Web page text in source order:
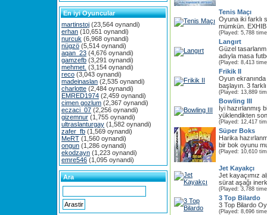
En iyi Oyuncular
martinstoj (23,564 oynandi)
erhan (10,651 oynandi)
nurcuk (6,968 oynandi)
nügzö (5,514 oynandi)
aqan_23 (4,676 oynandi)
gamzefb (3,291 oynandi)
mehmet. (3,154 oynandi)
reco (3,043 oynandi)
madeinaslan (2,535 oynandi)
charlotte (2,484 oynandi)
EMRED1974 (2,459 oynandi)
cimen gozlum (2,367 oynandi)
eczaci_07 (2,256 oynandi)
gizemnur (1,755 oynandi)
ultraslanturgay (1,582 oynandi)
zafer_fb (1,569 oynandi)
MeRT (1,560 oynandi)
ongun (1,286 oynandi)
ekodzayn (1,223 oynandi)
emre546 (1,095 oynandi)
Ara
Tenis Maçı
Oyuna iki farklı
mümkün.
(Played: 5,788
Langırt
Güzel
adıyla masa
(Played: 8,413
Frikik II
Oyun
başlayın. 3
(Played: 13,889
Bowling III
İyi hazırlanmış
yüklendikten
(Played: 12,417
Süper Boks
Harika
bir bok oyunu
(Played: 10,610
Jet Kayakçı
Jet kayaçımız
sürat aşağı
(Played: 3,788
3 Top Bilardo
3 Top Bilardo
(Played: 8,696